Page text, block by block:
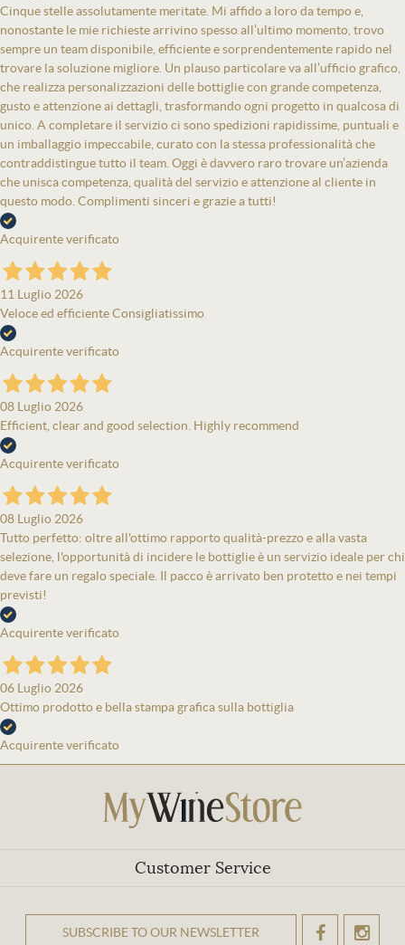
Cinque stelle assolutamente meritate. Mi affido a loro da tempo e,
nonostante le mie richieste arrivino spesso all’ultimo momento, trovo
sempre un team disponibile, efficiente e sorprendentemente rapido nel
trovare la soluzione migliore. Un plauso particolare va all’ufficio grafico,
che realizza personalizzazioni delle bottiglie con grande competenza,
gusto e attenzione ai dettagli, trasformando ogni progetto in qualcosa di
unico. A completare il servizio ci sono spedizioni rapidissime, puntuali e
un imballaggio impeccabile, curato con la stessa professionalità che
contraddistingue tutto il team. Oggi è davvero raro trovare un’azienda
che unisca competenza, qualità del servizio e attenzione al cliente in
questo modo. Complimenti sinceri e grazie a tutti!
Acquirente verificato
11 Luglio 2026
Veloce ed efficiente Consigliatissimo
Acquirente verificato
08 Luglio 2026
Efficient, clear and good selection. Highly recommend
Acquirente verificato
08 Luglio 2026
Tutto perfetto: oltre all'ottimo rapporto qualità-prezzo e alla vasta
selezione, l'opportunità di incidere le bottiglie è un servizio ideale per chi
deve fare un regalo speciale. Il pacco è arrivato ben protetto e nei tempi
previsti!
Acquirente verificato
06 Luglio 2026
Ottimo prodotto e bella stampa grafica sulla bottiglia
Acquirente verificato
Customer Service
SUBSCRIBE TO OUR NEWSLETTER